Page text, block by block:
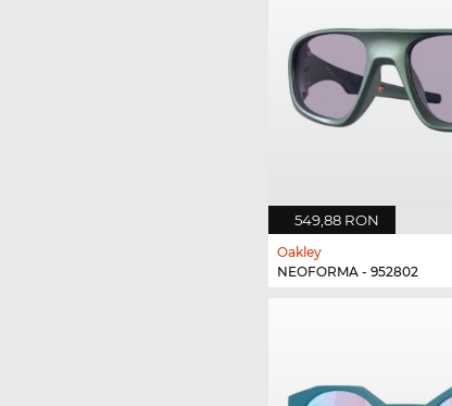
549,88 RON
Oakley
NEOFORMA - 952802